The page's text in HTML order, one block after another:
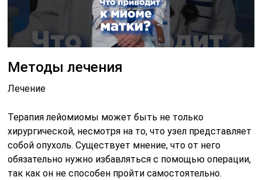
Методы лечения
Лечение
Терапия лейомиомы может быть не только
хирургической, несмотря на то, что узел представляет
собой опухоль. Существует мнение, что от него
обязательно нужно избавляться с помощью операции,
так как он не способен пройти самостоятельно.